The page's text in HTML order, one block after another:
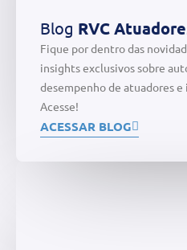
Blog RVC
Fique por dentro das
insights exclusivos sobre
desempenho de atuadores e
Acesse!
ACESSAR BLOG